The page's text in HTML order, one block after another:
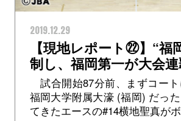
2019.12.29
【現地レポート㉒】“福
制し、福岡第一が大会
試合開始87分前、まずコー
福岡大学附属大濠 (福岡) だっ
てきたエースの#14横地聖真が